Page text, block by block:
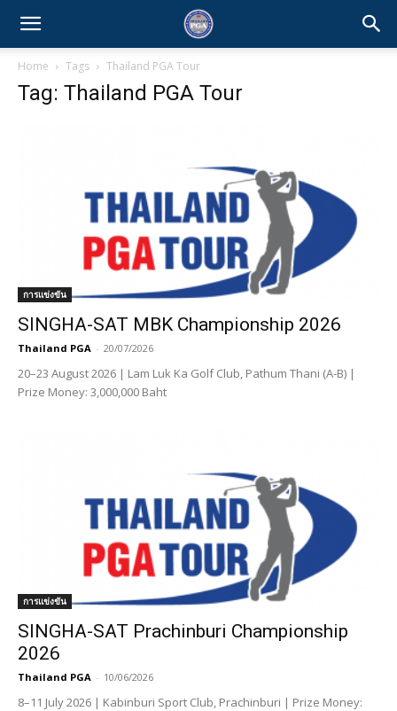
Home Tags Thailand PGA Tour
Tag: Thailand PGA Tour
การแข่งขัน
SINGHA-SAT MBK Championship 2026
Thailand PGA - 20/07/2026
20–23 August 2026 | Lam Luk Ka Golf Club, Pathum Thani (A-B) |
Prize Money: 3,000,000 Baht
การแข่งขัน
SINGHA-SAT Prachinburi Championship
2026
Thailand PGA - 10/06/2026
8–11 July 2026 | Kabinburi Sport Club, Prachinburi | Prize Money: